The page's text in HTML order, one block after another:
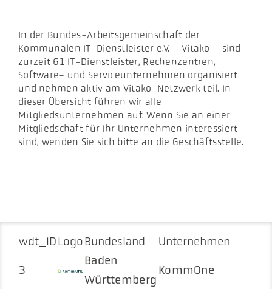
In der Bundes-Arbeitsgemeinschaft der
Kommunalen IT-Dienstleister e.V. – Vitako – sind
zurzeit 61 IT-Dienstleister, Rechenzentren,
Software- und Serviceunternehmen organisiert
und nehmen aktiv am Vitako-Netzwerk teil. In
dieser Übersicht führen wir alle
Mitgliedsunternehmen auf. Wenn Sie an einer
Mitgliedschaft für Ihr Unternehmen interessiert
sind, wenden Sie sich bitte an die Geschäftsstelle.
wdt_IDLogoBundesland Unternehmen
3
Baden
Württemberg
KommOne